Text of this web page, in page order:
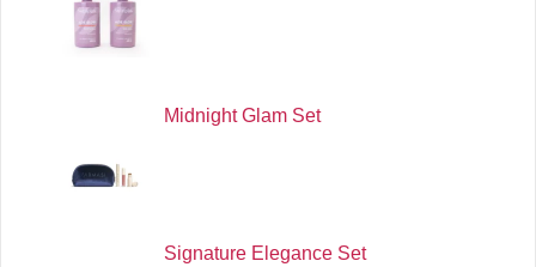
Midnight Glam Set
Signature Elegance Set